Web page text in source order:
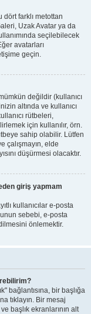
dört farklı metottan
Uzak Avatar ya da
seçilebilecek
avatarları
geçin.
değildir (kullanıcı
altında ve kullanıcı
rütbeleri,
için kullanılır, örn.
sahip olabilir. Lütfen
çalışmayın, elde
düşürmesi olacaktır.
giriş yapmam
kullanıcılar e-posta
sebebi, e-posta
önlemektir.
bağlantısına, bir başlığa
tıklayın. Bir mesaj
başlık ekranlarının alt